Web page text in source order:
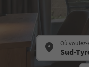
Où voulez-